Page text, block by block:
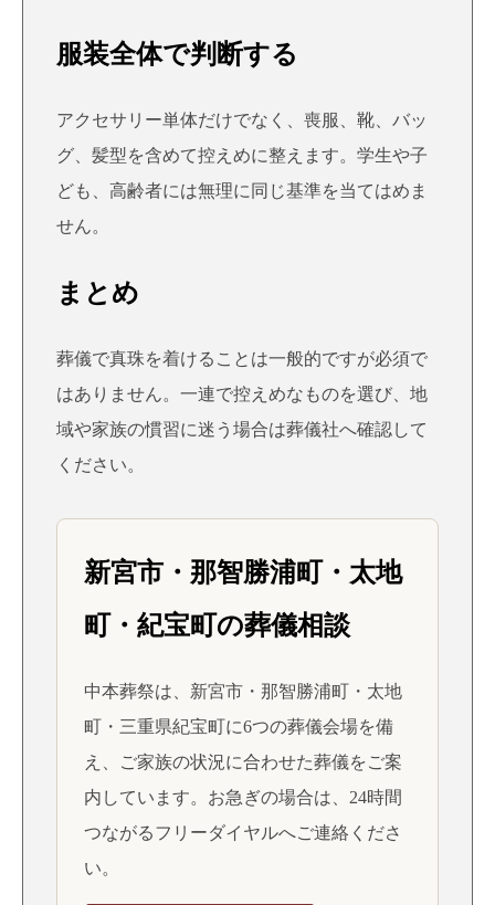
服装全体で判断する
アクセサリー単体だけでなく、喪服、靴、バッ
グ、髪型を含めて控えめに整えます。学生や子
ども、高齢者には無理に同じ基準を当てはめま
せん。
まとめ
葬儀で真珠を着けることは一般的ですが必須で
はありません。一連で控えめなものを選び、地
域や家族の慣習に迷う場合は葬儀社へ確認して
ください。
新宮市・那智勝浦町・太地
町・紀宝町の葬儀相談
中本葬祭は、新宮市・那智勝浦町・太地
町・三重県紀宝町に6つの葬儀会場を備
え、ご家族の状況に合わせた葬儀をご案
内しています。お急ぎの場合は、24時間
つながるフリーダイヤルへご連絡くださ
い。